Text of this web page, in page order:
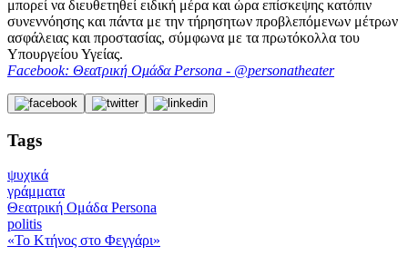
μπορεί να διευθετηθεί ειδική μέρα και ώρα επίσκεψης κατόπιν
συνεννόησης και πάντα με την τήρησητων προβλεπόμενων μέτρων
ασφάλειας και προστασίας, σύμφωνα με τα πρωτόκολλα του
Υπουργείου Υγείας.
Facebook: Θεατρική Ομάδα Persona - @personatheater
Tags
ψυχικά
γράμματα
Θεατρική Ομάδα Persona
politis
«Το Κτήνος στο Φεγγάρι»